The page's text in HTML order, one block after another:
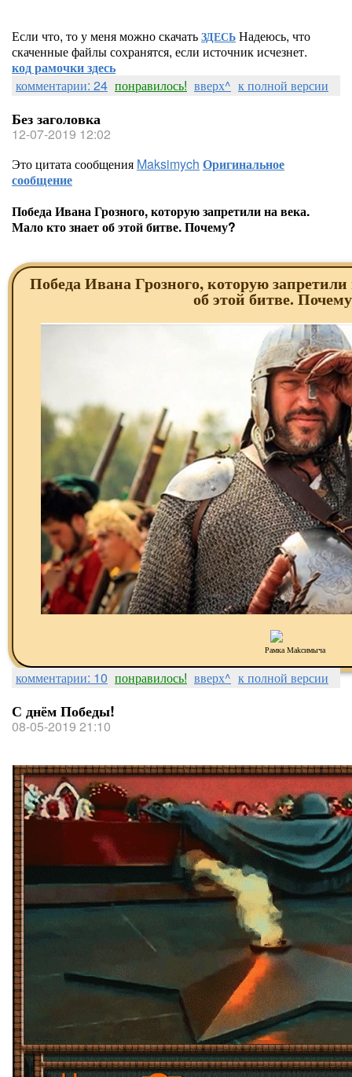
Если что, то у меня можно скачать ЗДЕСЬ Надеюсь, что
скаченные файлы сохранятся, если источник исчезнет.
код рамочки здесь
комментарии: 24 понравилось! вверх^ к полной версии
Без заголовка
12-07-2019 12:02
Это цитата сообщения Maksimych Оригинальное
сообщение
Победа Ивана Грозного, которую запретили на века.
Мало кто знает об этой битве. Почему?
Победа Ивана Грозного, которую
об этой битве.
Рамка Makсимыча
комментарии: 10 понравилось! вверх^ к полной версии
С днём Победы!
08-05-2019 21:10